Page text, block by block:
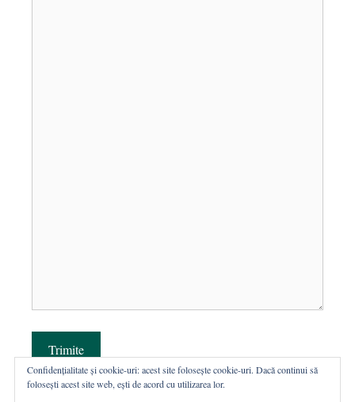
Trimite
Confidențialitate și cookie-uri: acest site folosește cookie-uri. Dacă continui să
folosești acest site web, ești de acord cu utilizarea lor.